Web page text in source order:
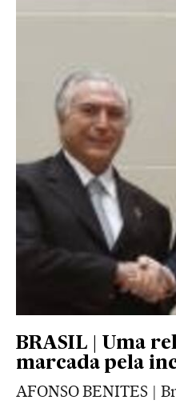
BRASIL | Uma
marcada pela
AFONSO BENITES |